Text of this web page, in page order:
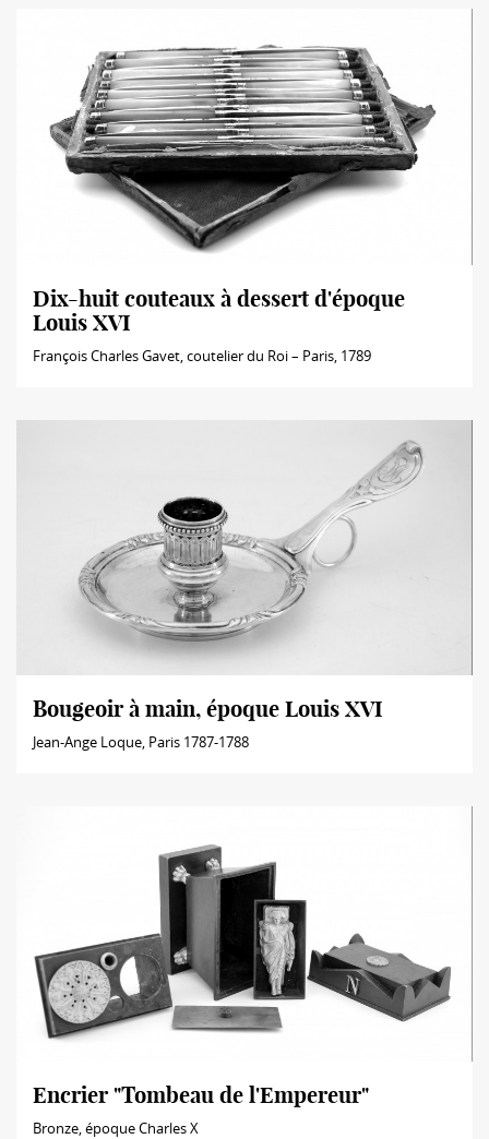
Dix-huit couteaux à dessert d'époque
Louis XVI
François Charles Gavet, coutelier du Roi – Paris, 1789
Bougeoir à main, époque Louis XVI
Jean-Ange Loque, Paris 1787-1788
Encrier "Tombeau de l'Empereur"
Bronze, époque Charles X